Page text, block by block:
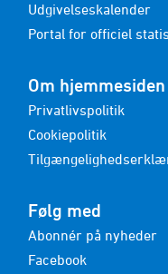
Udgivelseskalender
Portal for officiel
Om hjemmesiden
Privatlivspolitik
Cookiepolitik
Følg med
Abonnér på nyheder
Facebook